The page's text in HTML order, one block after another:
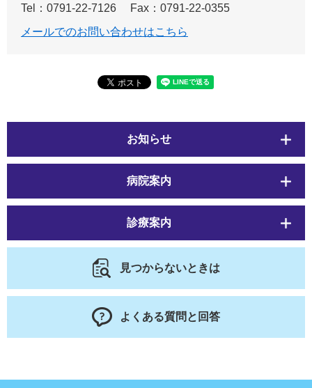
Tel：0791-22-7126
Fax：0791-22-0355
メールでのお問い合わせはこちら
お知らせ
病院案内
診療案内
見つからないときは
よくある質問と回答